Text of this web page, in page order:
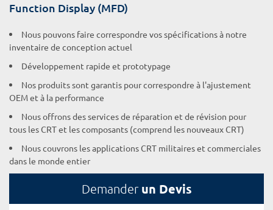
Function Display (MFD)
Nous pouvons faire correspondre vos spécifications à notre
inventaire de conception actuel
Développement rapide et prototypage
Nos produits sont garantis pour correspondre à l'ajustement
OEM et à la performance
Nous offrons des services de réparation et de révision pour
tous les CRT et les composants (comprend les nouveaux CRT)
Nous couvrons les applications CRT militaires et commerciales
dans le monde entier
Demander un Devis